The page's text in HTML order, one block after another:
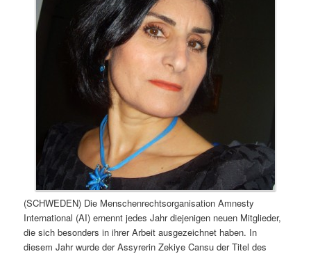
(SCHWEDEN) Die Menschenrechtsorganisation Amnesty
International (AI) ernennt jedes Jahr diejenigen neuen Mitglieder,
die sich besonders in ihrer Arbeit ausgezeichnet haben. In
diesem Jahr wurde der Assyrerin Zekiye Cansu der Titel des